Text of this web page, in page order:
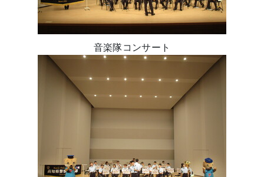
音楽隊コンサート